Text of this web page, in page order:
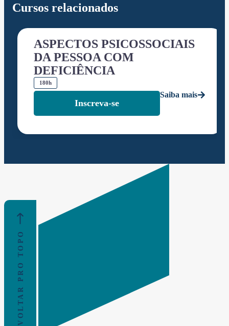
Cursos relacionados
ASPECTOS PSICOSSOCIAIS
DA PESSOA COM
DEFICIÊNCIA
180h
Inscreva-se
Saiba mais
VOLTAR PRO TOPO